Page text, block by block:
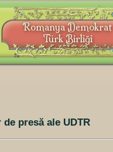
Romanya Demokrat
Türk Birliği
presă ale UDTR